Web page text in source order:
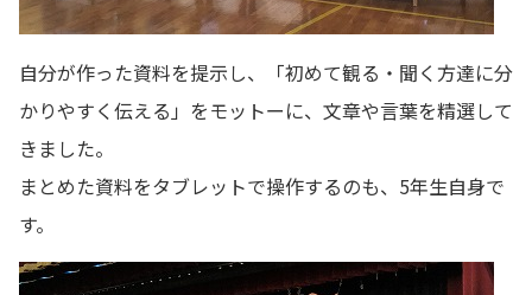
自分が作った資料を提示し、「初めて観る・聞く方達に分
かりやすく伝える」をモットーに、文章や言葉を精選して
きました。
まとめた資料をタブレットで操作するのも、5年生自身で
す。